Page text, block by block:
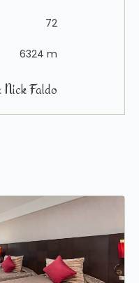
72
6324 m
Nick Faldo